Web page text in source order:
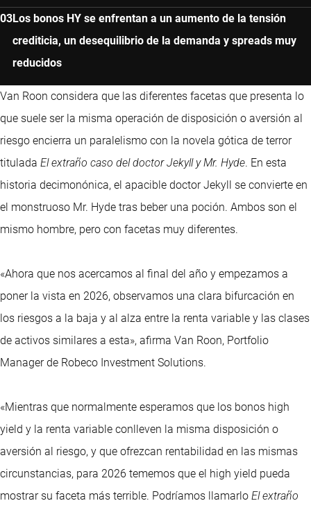
Los bonos HY se enfrentan a un aumento de la tensión
crediticia, un desequilibrio de la demanda y spreads muy
reducidos
Van Roon considera que las diferentes facetas que presenta lo
que suele ser la misma operación de disposición o aversión al
riesgo encierra un paralelismo con la novela gótica de terror
titulada El extraño caso del doctor Jekyll y Mr. Hyde. En esta
historia decimonónica, el apacible doctor Jekyll se convierte en
el monstruoso Mr. Hyde tras beber una poción. Ambos son el
mismo hombre, pero con facetas muy diferentes.
«Ahora que nos acercamos al final del año y empezamos a
poner la vista en 2026, observamos una clara bifurcación en
los riesgos a la baja y al alza entre la renta variable y las clases
de activos similares a esta», afirma Van Roon, Portfolio
Manager de Robeco Investment Solutions.
«Mientras que normalmente esperamos que los bonos high
yield y la renta variable conlleven la misma disposición o
aversión al riesgo, y que ofrezcan rentabilidad en las mismas
circunstancias, para 2026 tememos que el high yield pueda
mostrar su faceta más terrible. Podríamos llamarlo El extraño